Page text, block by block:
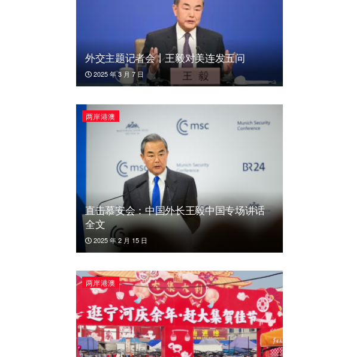
外交主题记者会丨王毅对美连发五问
2025 年 3 月 7 日
两岸港澳
直击慕安会：中国外长王毅中国专场讲话
全文
2025 年 2 月 15 日
两岸港澳